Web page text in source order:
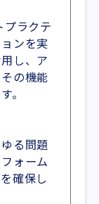
ラクテ
ンを実
し、ア
の機能
。
る問題
ォーム
確保し